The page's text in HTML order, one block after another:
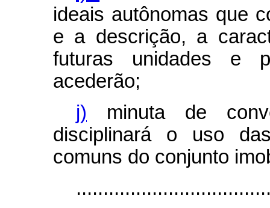
ideais autônomas que
e a descrição, a
futuras unidades e
acederão;
j) minuta de
disciplinará o uso
comuns do conjunto